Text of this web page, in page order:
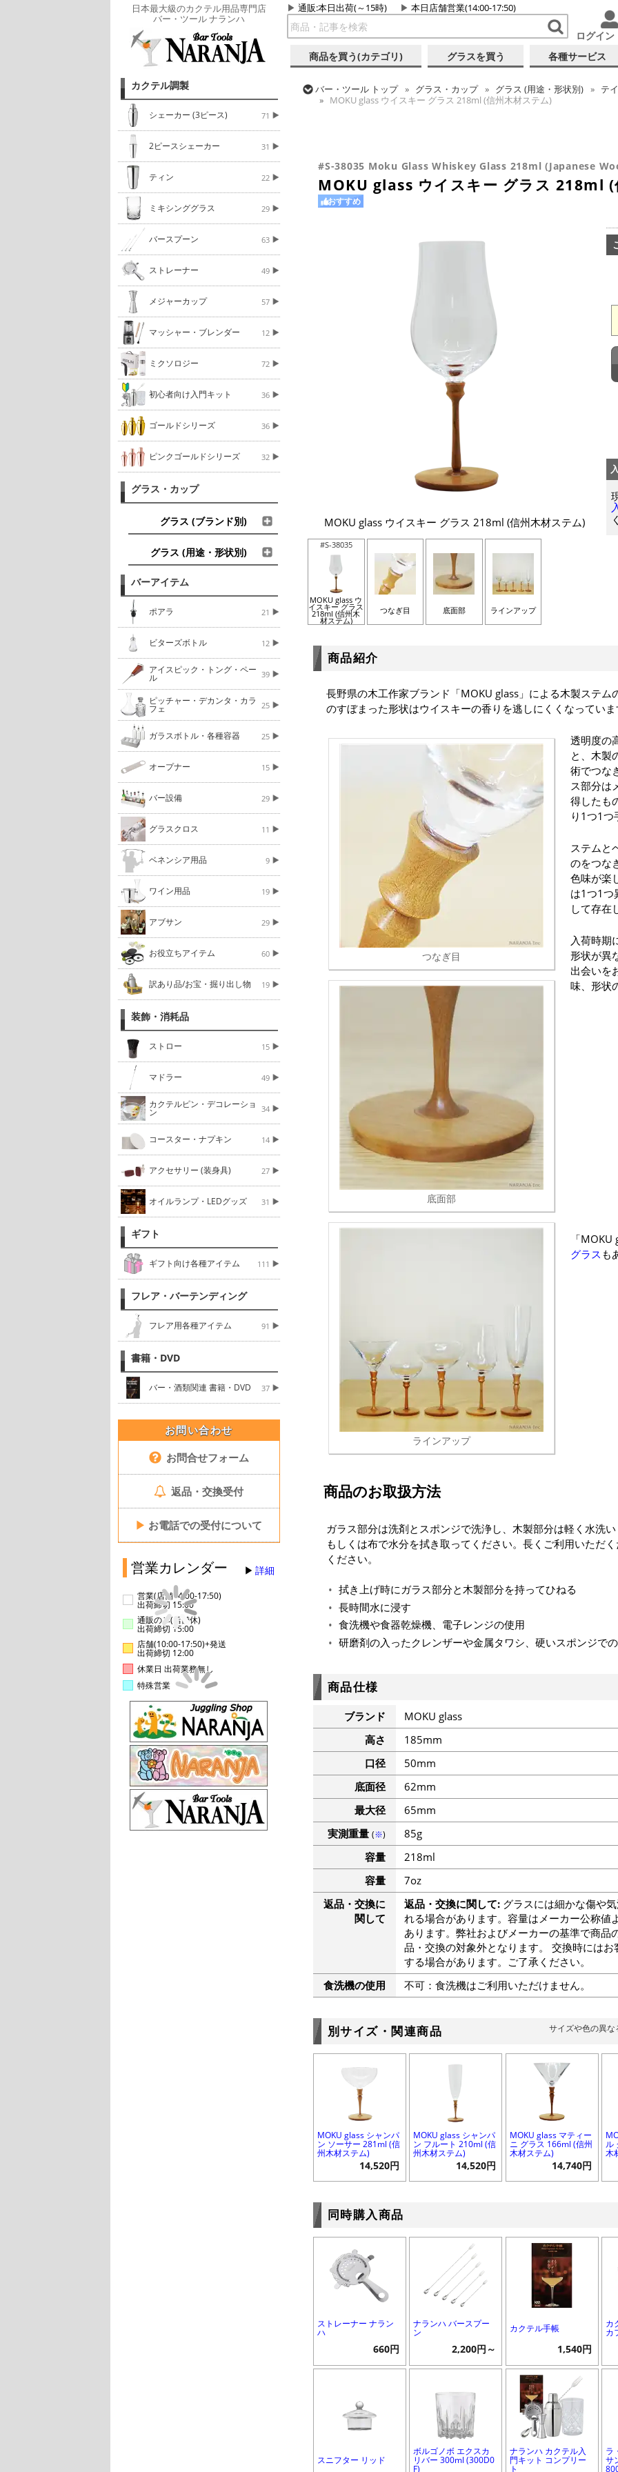
日本最大級のカクテル用品専門店
バー・ツール ナランハ
通販:本日出荷(～15時) 本日店舗営業(14:00-17:50)
ログイン
商品を買う(カテゴリ) グラスを買う 各種サービス
カクテル調製
シェーカー (3ピース) 71
2ピースシェーカー 31
ティン 22
ミキシンググラス 29
バースプーン 63
ストレーナー 49
メジャーカップ 57
マッシャー・ブレンダー 12
ミクソロジー 72
初心者向け入門キット 36
ゴールドシリーズ 36
ピンクゴールドシリーズ 32
グラス・カップ
グラス (ブランド別)
グラス (用途・形状別)
バーアイテム
ポアラ 21
ビターズボトル 12
アイスピック・トング・ペー
ル 39
ピッチャー・デカンタ・カラ
フェ 25
ガラスボトル・各種容器 25
オープナー 15
バー設備 29
グラスクロス 11
ベネンシア用品 9
ワイン用品 19
アブサン 29
お役立ちアイテム 60
訳あり品/お宝・掘り出し物 19
装飾・消耗品
ストロー 15
マドラー 49
カクテルピン・デコレーショ
ン 34
コースター・ナプキン 14
アクセサリー (装身具) 27
オイルランプ・LEDグッズ 31
ギフト
ギフト向け各種アイテム 111
フレア・バーテンディング
フレア用各種アイテム 91
書籍・DVD
バー・酒類関連 書籍・DVD 37
お問い合わせ
お問合せフォーム
返品・交換受付
▶ お電話での受付について
営業カレンダー 詳細
営業(店舗14:00-17:50)
出荷締切 15:00
通販のみ(店舗休)
出荷締切 15:00
店舗(10:00-17:50)+発送
出荷締切 12:00
休業日 出荷業務無し
特殊営業
バー・ツール トップ グラス・カップ グラス (用途・形状別)
テ
MOKU glass ウイスキー グラス 218ml (信州木材ステム)
#S-38035 Moku Glass Whiskey Glass 218ml (Japanese
MOKU glass ウイスキー グラス 218ml (
おすすめ
MOKU glass ウイスキー グラス 218ml (信州木材ステム)
#S-38035
MOKU glass ウ
イスキー グラス
218ml (信州木
材ステム)
つなぎ目 底面部 ラインアップ
商品紹介
長野県の木工作家ブランド「MOKU glass」による木製ステ
のすぼまった形状はウイスキーの香りを逃しにくくなってい
つなぎ目
透明度の
と、木製
術でつな
ス部分は
得したも
り1つ1つ
底面部
ステムと
のをつな
色味が楽
は1つ1つ
して存在
入荷時期
形状が異
出会いを
味、形状
ラインアップ
「
グラス も
商品のお取扱方法
ガラス部分は洗剤とスポンジで洗浄し、木製部分は軽く水洗
もしくは布で水分を拭き取ってください。長くご利用いただ
ください。
拭き上げ時にガラス部分と木製部分を持ってひねる
長時間水に浸す
食洗機や食器乾燥機、電子レンジの使用
研磨剤の入ったクレンザーや金属タワシ、硬いスポンジで
商品仕様
ブランド
MOKU glass
高さ
185mm
口径
50mm
底面径
62mm
最大径
65mm
実測重量 (※)
85g
容量
218ml
容量
7oz
返品・交換に
関して
返品・交換に関して:グラスには細かな傷や
れる場合があります。容量はメーカー公称値
あります。弊社およびメーカーの基準で商品
品・交換の対象外となります。 交換時には
する場合があります。ご了承ください。
食洗機の使用
不可：食洗機はご利用いただけません。
別サイズ・関連商品 サイズや色の異
MOKU glass シャンパ
ン ソーサー 281ml (信
州木材ステム)
14,520円
MOKU glass シャンパ
ン フルート 210ml (信
州木材ステム)
14,520円
MOKU glass マティー
ニ グラス 166ml (信州
木材ステム)
14,740円
ル
木
同時購入商品
ストレーナー ナラン
ハ
660円
ナランハ バースプー
ン
2,200円～
カクテル手帳
1,540円
カ
カ
スニフター リッド
ボルゴノボ エクスカ
リバー 300ml (300D0
F)
ナランハ カクテル入
門キット コンプリー
ト
ラ
サ